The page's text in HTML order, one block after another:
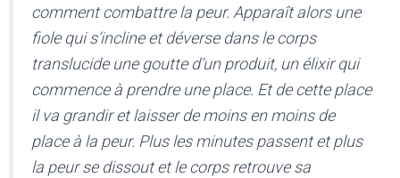
comment combattre la peur. Apparaît alors une
fiole qui s’incline et déverse dans le corps
translucide une goutte d’un produit, un élixir qui
commence à prendre une place. Et de cette place
il va grandir et laisser de moins en moins de
place à la peur. Plus les minutes passent et plus
la peur se dissout et le corps retrouve sa